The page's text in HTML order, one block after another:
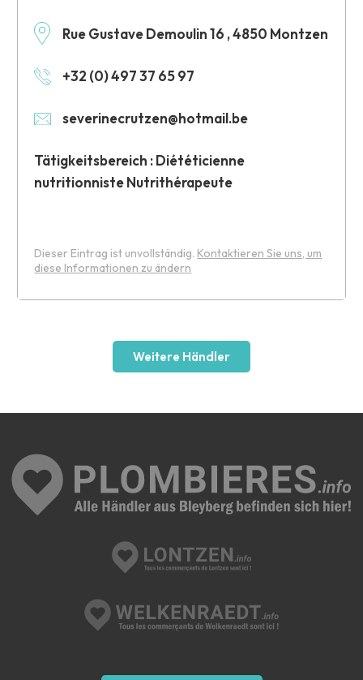
Rue Gustave Demoulin 16 , 4850 Montzen
+32 (0) 497 37 65 97
severinecrutzen@hotmail.be
Tätigkeitsbereich : Diététicienne
nutritionniste Nutrithérapeute
Dieser Eintrag ist unvollständig. Kontaktieren Sie uns, um
diese Informationen zu ändern
Weitere Händler